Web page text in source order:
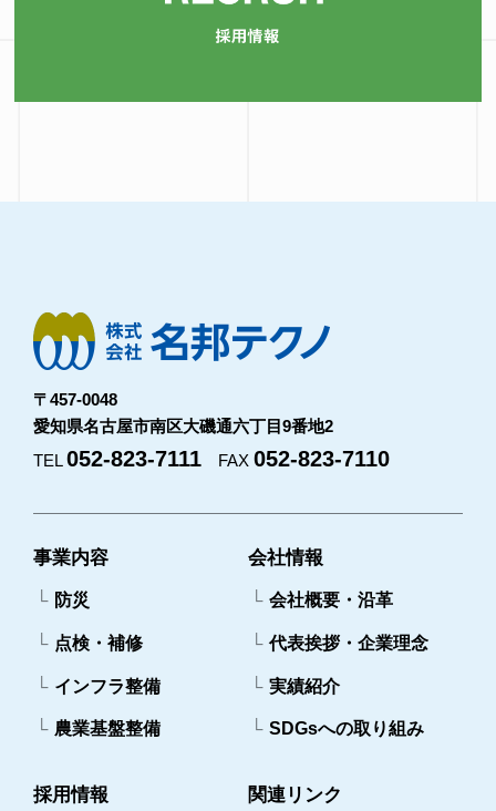
〒457-0048
愛知県名古屋市南区大磯通六丁目9番地2
TEL052-823-7111 FAX 052-823-7110
事業内容
防災
点検・補修
インフラ整備
農業基盤整備
会社情報
会社概要・沿革
代表挨拶・企業理念
実績紹介
SDGsへの取り組み
採用情報 関連リンク